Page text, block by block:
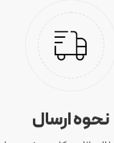
نحوه ارسال